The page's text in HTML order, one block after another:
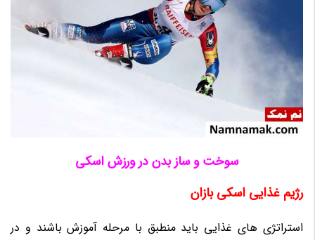
سوخت و ساز بدن در ورزش اسکی
رژیم غذایی اسکی بازان
استراتژی های غذایی باید منطبق با مرحله آموزش باشند و در